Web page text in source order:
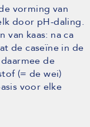
vorming van
door pH-daling.
kaas: na ca
de caseïne in de
de
(= de wei)
voor elke